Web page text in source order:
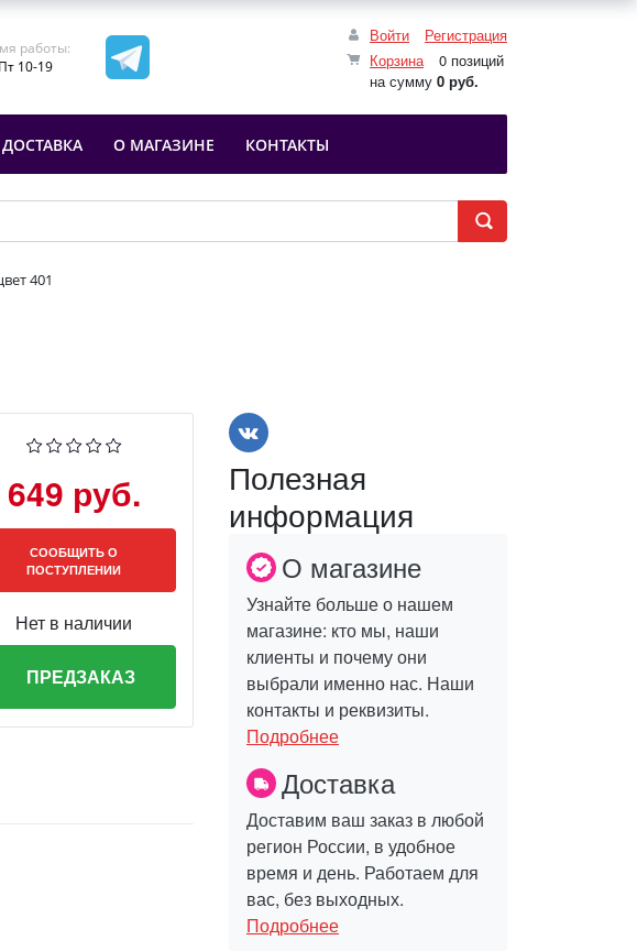
Войти
Регистрация
Корзина
0 позиций
на сумму 0 руб.
работы:
10-19
ДОСТАВКА О МАГАЗИНЕ КОНТАКТЫ
401
649 руб.
СООБЩИТЬ О
ПОСТУПЛЕНИИ
Нет в наличии
ПРЕДЗАКАЗ
Полезная
информация
О магазине
Узнайте больше о нашем
магазине: кто мы, наши
клиенты и почему они
выбрали именно нас. Наши
контакты и реквизиты.
Подробнее
Доставка
Доставим ваш заказ в любой
регион России, в удобное
время и день. Работаем для
вас, без выходных.
Подробнее